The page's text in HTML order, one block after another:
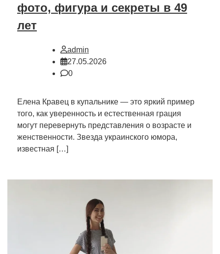
фото, фигура и секреты в 49
лет
admin
27.05.2026
0
Елена Кравец в купальнике — это яркий пример
того, как уверенность и естественная грация
могут перевернуть представления о возрасте и
женственности. Звезда украинского юмора,
известная […]